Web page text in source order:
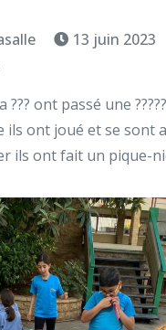
13 juin 2023
ont passé une
ils ont joué et se sont
ils ont fait un pique-